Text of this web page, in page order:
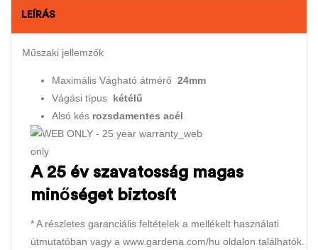
LEÍRÁS
Műszaki jellemzők
Maximális Vágható átmérő 24mm
Vágási típus kétélű
Alsó kés rozsdamentes acél
A 25 év szavatosság magas
minőséget biztosít
* A részletes garanciális feltételek a mellékelt használati
útmutatóban vagy a www.gardena.com/hu oldalon találhatók.